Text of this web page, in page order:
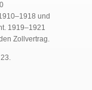
und
1919–1921
Zollvertrag.